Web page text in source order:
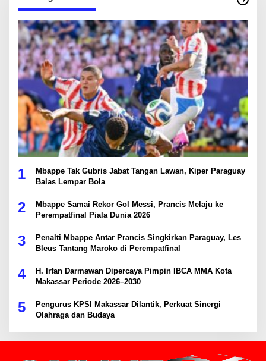
1
Mbappe Tak Gubris Jabat Tangan Lawan, Kiper Paraguay
Balas Lempar Bola
2
Mbappe Samai Rekor Gol Messi, Prancis Melaju ke
Perempatfinal Piala Dunia 2026
3
Penalti Mbappe Antar Prancis Singkirkan Paraguay, Les
Bleus Tantang Maroko di Perempatfinal
4
H. Irfan Darmawan Dipercaya Pimpin IBCA MMA Kota
Makassar Periode 2026–2030
5
Pengurus KPSI Makassar Dilantik, Perkuat Sinergi
Olahraga dan Budaya